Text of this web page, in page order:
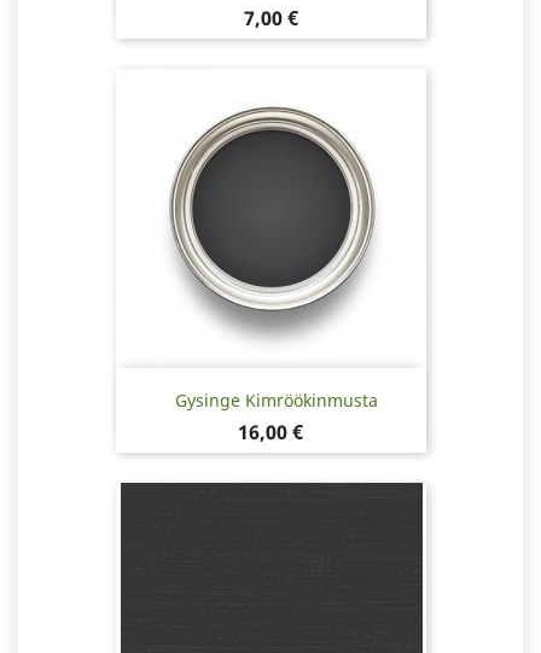
Hinta
7,00 €
Gysinge Kimröökinmusta
Hinta
16,00 €